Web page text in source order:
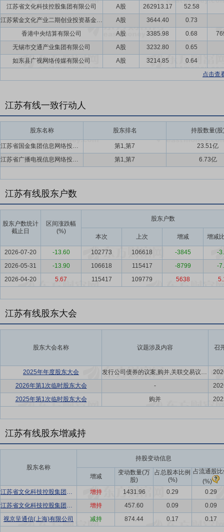
江苏省文化科技控股集团有限公司
A股 262913.17
52.58
江苏紫金文化产业二期创业投资基金(有限合伙)
A股 3644.40
0.73
香港中央结算有限公司
A股 3385.98 0.68
无锡市交通产业集团有限公司
A股 3232.80
0.65
如东县广视网络传媒有限公司
A股 3214.85
0.64
点击查
江苏有线一致行动人
股东名称 股东排名 持股数量(股
江苏省国金集团信息网络投资有限公司,如东县广视网络传媒有限公司 第1,第7
23.51亿
江苏省广播电视信息网络投资有限公司,江苏紫金文化产业发展基金(有限合伙)
第1,第7 6.73亿
江苏有线股东户数
股东户数统计
截止日
区间涨跌幅
(%)
股东户数
本次 上次 增减 增减
2026-07-20 -13.60 102773 106618 -3845
-
2026-05-31
-13.90 106618 115417 -8799
-
2026-04-20
5.67 115417 109779 5638
江苏有线股东大会
股东大会名称 议题涉及内容 召
2025年年度股东大会 发行公司债券的议案,购并,关联交易议案,利润分配方案,年度报告(摘要)议案
2026年第1次临时股东大会
-
2025年第1次临时股东大会
购并
江苏有线股东增减持
股东名称
持股变动信息
增减
变动数量(万
股)
占总股本比例
(%)
占流通股
(%)
江苏省文化科技控股集团有限公司
增持 1431.96 0.29
0.29
江苏省文化科技控股集团有限公司
增持 457.60 0.09
0.09
视京呈通信(上海)有限公司
减持 874.44 0.17 0.17